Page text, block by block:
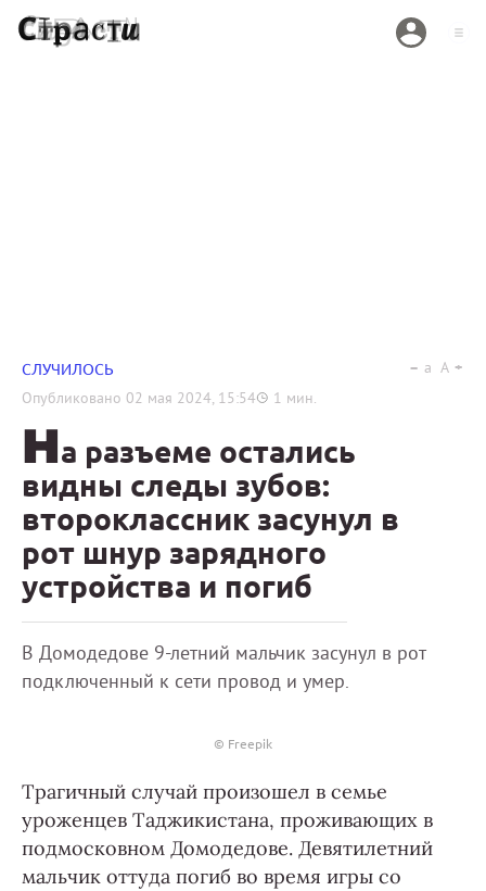
СЛУЧИЛОСЬ
Опубликовано 02 мая 2024, 15:54 1 мин.
a A
На разъеме остались
видны следы зубов:
второклассник засунул в
рот шнур зарядного
устройства и погиб
В Домодедове 9-летний мальчик засунул в рот
подключенный к сети провод и умер.
© Freepik
Трагичный случай произошел в семье
уроженцев Таджикистана, проживающих в
подмосковном Домодедове. Девятилетний
мальчик оттуда погиб во время игры со